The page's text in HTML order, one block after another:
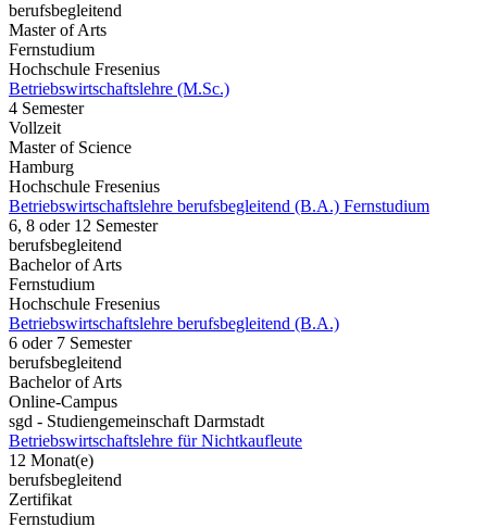
berufsbegleitend
Master of Arts
Fernstudium
Hochschule Fresenius
Betriebswirtschaftslehre (M.Sc.)
4 Semester
Vollzeit
Master of Science
Hamburg
Hochschule Fresenius
Betriebswirtschaftslehre berufsbegleitend (B.A.) Fernstudium
6, 8 oder 12 Semester
berufsbegleitend
Bachelor of Arts
Fernstudium
Hochschule Fresenius
Betriebswirtschaftslehre berufsbegleitend (B.A.)
6 oder 7 Semester
berufsbegleitend
Bachelor of Arts
Online-Campus
sgd - Studiengemeinschaft Darmstadt
Betriebswirtschaftslehre für Nichtkaufleute
12 Monat(e)
berufsbegleitend
Zertifikat
Fernstudium